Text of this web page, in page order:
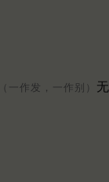
（一作发，一作别） 无